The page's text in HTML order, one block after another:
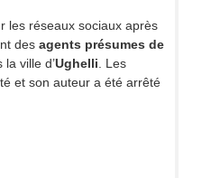
les réseaux sociaux après
des agents présumes de
ville d’Ughelli . Les
et son auteur a été arrêté